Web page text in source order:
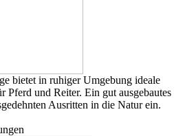
bietet in ruhiger Umgebung ideale
Pferd und Reiter. Ein gut ausgebautes
Ausritten in die Natur ein.